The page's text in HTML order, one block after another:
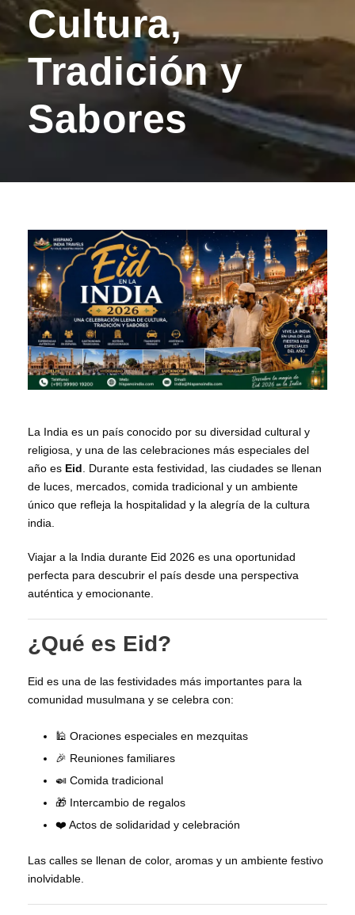
Cultura,
Tradición y
Sabores
La India es un país conocido por su diversidad cultural y
religiosa, y una de las celebraciones más especiales del
año es Eid . Durante esta festividad, las ciudades se llenan
de luces, mercados, comida tradicional y un ambiente
único que refleja la hospitalidad y la alegría de la cultura
india.
Viajar a la India durante Eid 2026 es una oportunidad
perfecta para descubrir el país desde una perspectiva
auténtica y emocionante.
¿Qué es Eid?
Eid es una de las festividades más importantes para la
comunidad musulmana y se celebra con:
🕌 Oraciones especiales en mezquitas
🎉 Reuniones familiares
🍛 Comida tradicional
🎁 Intercambio de regalos
❤️ Actos de solidaridad y celebración
Las calles se llenan de color, aromas y un ambiente festivo
inolvidable.